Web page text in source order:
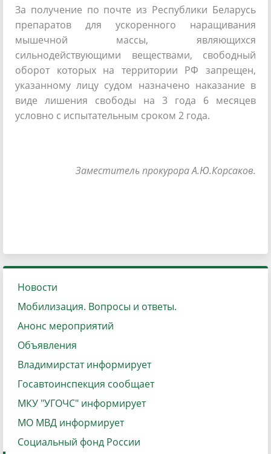
За получение по почте из Республики Беларусь
препаратов для ускоренного наращивания
мышечной массы, являющихся
сильнодействующими веществами, свободный
оборот которых на территории РФ запрещен,
указанному лицу судом назначено наказание в
виде лишения свободы на 3 года 6 месяцев
условно с испытательным сроком 2 года.
Заместитель прокурора А.Ю.Корсаков.
Новости
Мобилизация. Вопросы и ответы.
Анонс мероприятий
Объявления
Владимирстат информирует
Госавтоинспекция сообщает
МКУ "УГОЧС" информирует
МО МВД информирует
Социальный фонд России